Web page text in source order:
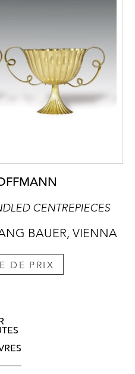
CENTREPIECES
BAUER, VIENNA
DE PRIX